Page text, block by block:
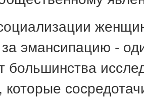
эмансипацию -
большинства